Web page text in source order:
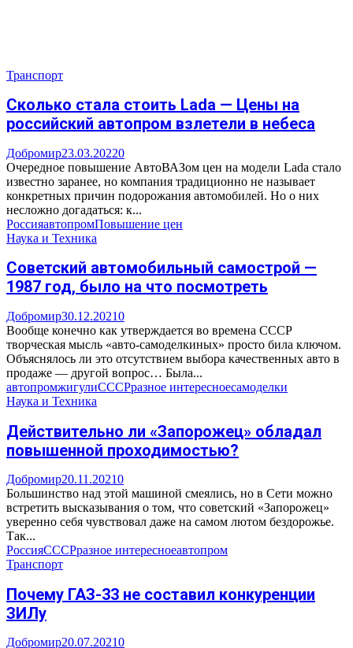
Транспорт
Сколько стала стоить Lada — Цены на
росcийский автопром взлетели в небеса
Добромир23.03.20220
Очередное повышение АвтоВАЗом цен на модели Lada стало
известно заранее, но компания традиционно не называет
конкретных причин подорожания автомобилей. Но о них
несложно догадаться: к...
РоссияавтопромПовышение цен
Наука и Техника
Советский автомобильный самострой —
1987 год, было на что посмотреть
Добромир30.12.20210
Вообще конечно как утверждается во времена СССР
творческая мысль «авто-самоделкиных» просто била ключом.
Объяснялось ли это отсутствием выбора качественных авто в
продаже — другой вопрос… Была...
автопромжигулиСССРразное интересноесамоделки
Наука и Техника
Действительно ли «Запорожец» обладал
повышенной проходимостью?
Добромир20.11.20210
Большинство над этой машиной смеялись, но в Сети можно
встретить высказывания о том, что советский «Запорожец»
уверенно себя чувствовал даже на самом лютом бездорожье.
Так...
РоссияСССРразное интересноеавтопром
Транспорт
Почему ГАЗ-33 не составил конкуренции
ЗИЛу
Добромир20.07.20210